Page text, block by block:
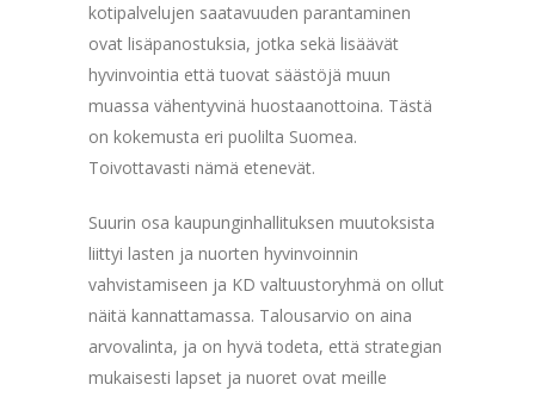
kotipalvelujen saatavuuden parantaminen
ovat lisäpanostuksia, jotka sekä lisäävät
hyvinvointia että tuovat säästöjä muun
muassa vähentyvinä huostaanottoina. Tästä
on kokemusta eri puolilta Suomea.
Toivottavasti nämä etenevät.
Suurin osa kaupunginhallituksen muutoksista
liittyi lasten ja nuorten hyvinvoinnin
vahvistamiseen ja KD valtuustoryhmä on ollut
näitä kannattamassa. Talousarvio on aina
arvovalinta, ja on hyvä todeta, että strategian
mukaisesti lapset ja nuoret ovat meille